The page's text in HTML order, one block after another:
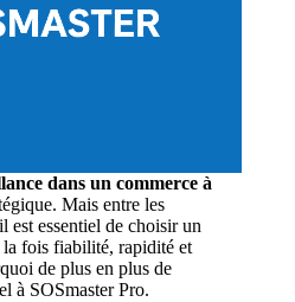
dans un commerce à
Mais entre les
est essentiel de choisir un
la fois fiabilité, rapidité et
de plus en plus de
à SOSmaster Pro.